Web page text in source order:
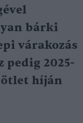
bárki
várakozás
pedig 2025-
ötlet híján